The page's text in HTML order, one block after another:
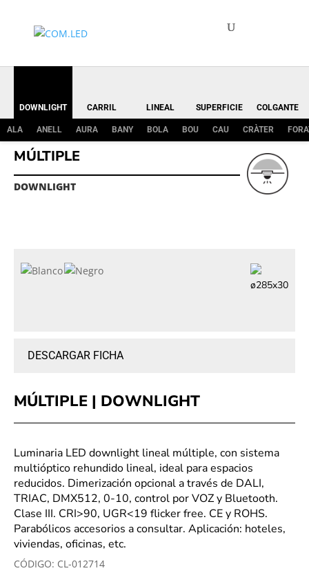
DOWNLIGHT
ALA ANELL AURA BANY BOLA BOU CAU CRÀTER
CARRIL LINEAL SUPERFICIE COLGANTE
MÚLTIPLE
DOWNLIGHT
ø285x30
DESCARGAR FICHA
MÚLTIPLE | DOWNLIGHT
Luminaria LED downlight lineal múltiple, con sistema
multióptico rehundido lineal, ideal para espacios
reducidos. Dimerización opcional a través de DALI,
TRIAC, DMX512, 0-10, control por VOZ y Bluetooth.
Clase III. CRI>90, UGR<19 flicker free. CE y ROHS.
Parabólicos accesorios a consultar. Aplicación: hoteles,
viviendas, oficinas, etc.
CÓDIGO: CL-012714